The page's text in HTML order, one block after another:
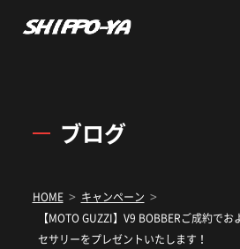
ブログ
HOME > キャンペーン >
【MOTO GUZZI】V9 BOBBERご成約で
セサリーをプレゼントいたします！